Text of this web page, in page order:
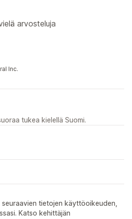
arvosteluja
Inc.
tukea kielellä Suomi.
seuraavien tietojen käyttöoikeuden,
Katso kehittäjän